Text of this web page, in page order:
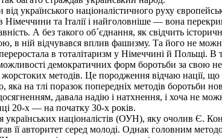
українського націоналістичного руху
та Італії і найголовніше — вона
А без такого об´єднання, як свідчить
в ній відчувався вплив фашизму. Та його не
в тоталітаризм у Німеччині й Польщі.
демократичних форм боротьби за свою
методів. Це породження відчаю нації,
на тлі поразок попередніх методів боротьби
давала надію і натхнення, і хоча не
20-х — на початку 30-х років.
націоналістів (ОУН), яку очолив Є.
її авторитет серед молоді. Однак головним